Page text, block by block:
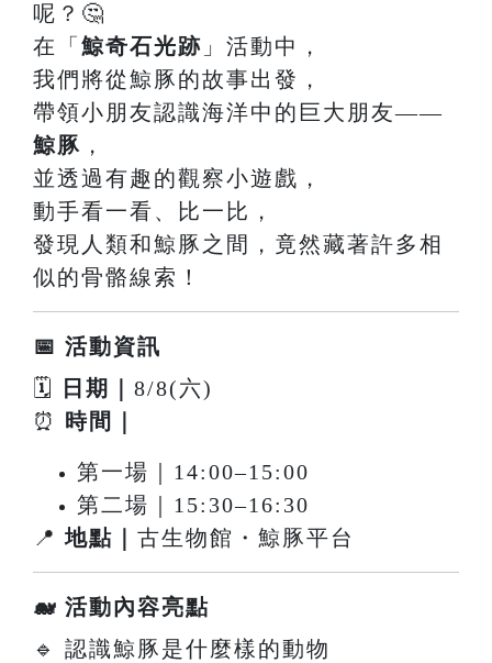
呢？🤔
在「 鯨奇石光跡 」活動中，
我們將從鯨豚的故事出發，
帶領小朋友認識海洋中的巨大朋友——
鯨豚 ，
並透過有趣的觀察小遊戲，
動手看一看、比一比，
發現人類和鯨豚之間，竟然藏著許多相
似的骨骼線索！
📅 活動資訊
🗓
日期｜ 8/8(六)
⏰ 時間｜
第一場｜14:00–15:00
第二場｜15:30–16:30
📍地點｜ 古生物館・鯨豚平台
🐋 活動內容亮點
🔹 認識鯨豚是什麼樣的動物